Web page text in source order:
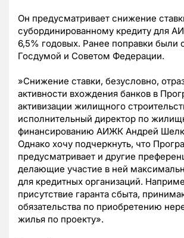
Он предусматривает снижение
субординированному кредиту для
6,5% годовых. Ранее поправки были
Госдумой и Советом Федерации.
»Снижение ставки, безусловно,
активности вхождения банков в
активизации жилищного
исполнительный директор по
финансированию АИЖК Андрей
Однако хочу подчеркнуть, что
предусматривает и другие
делающие участие в ней
для кредитных организаций.
присутствие гаранта сбыта,
обязательства по приобретению
жилья по проекту».